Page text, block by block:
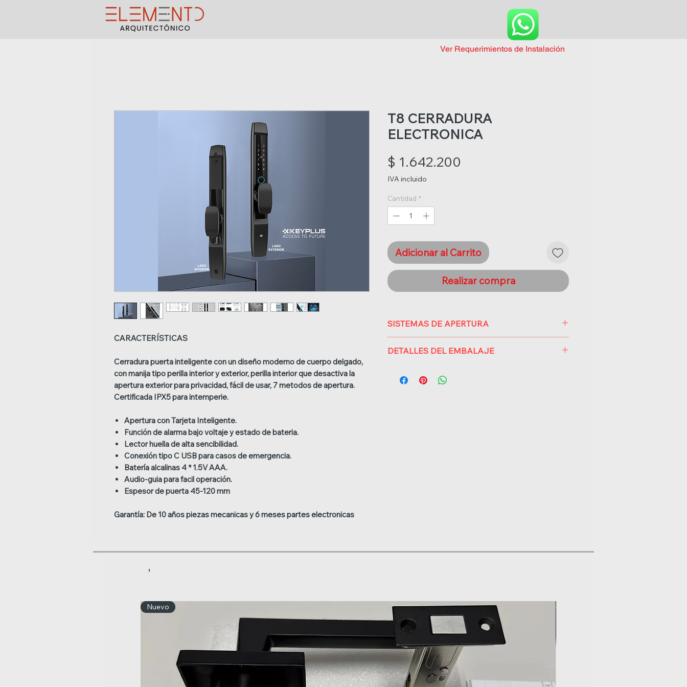
CARACTERÍSTICAS
Cerradura puerta inteligente con un diseño moderno de cuerpo delgado,
con manija tipo perilla interior y exterior, perilla interior que desactiva la
apertura exterior para privacidad, fácil de usar, 7 metodos de apertura.
Certificada IPX5 para intemperie.
Apertura con Tarjeta Inteligente.
Función de alarma bajo voltaje y estado de bateria.
Lector huella de alta sencibilidad.
Conexión tipo C USB para casos de emergencia.
Batería alcalinas 4 * 1.5V AAA.
Audio-guia para facil operación.
Espesor de puerta 45-120 mm
Garantía: De 10 años piezas mecanicas y 6 meses partes electronicas
T8 CERRADURA
ELECTRONICA
$ 1.642.200
IVA incluido
Cantidad *
Adicionar al Carrito
Realizar compra
SISTEMAS DE APERTURA
Contraseña de 6 a 12 digitos, capacidad 150
Clave virtual.
2 Llaves mecanicas.
DETALLES DEL EMBALAJE
3 * Tarjeta de cristal Mifare
Ver Requerimientos de Instalación
'
Nuevo